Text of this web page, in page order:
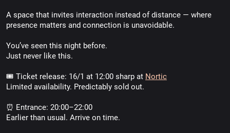
A space that invites interaction instead of distance — where
presence matters and connection is unavoidable.
You’ve seen this night before.
Just never like this.
🎟 Ticket release: 16/1 at 12:00 sharp at Nortic
Limited availability. Predictably sold out.
⏰ Entrance: 20:00–22:00
Earlier than usual. Arrive on time.